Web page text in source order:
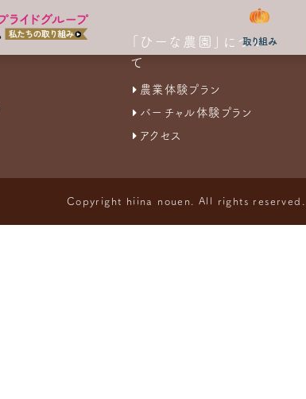
取り組み
「ひーな農園」につい
て
農業体験プラン
バーチャル体験プラン
アクセス
Copyright hiina nouen. All rights reserved.